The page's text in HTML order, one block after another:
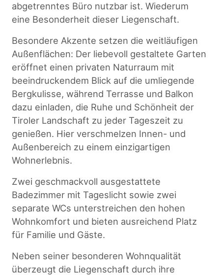
abgetrenntes Büro nutzbar ist. Wiederum
eine Besonderheit dieser Liegenschaft.
Besondere Akzente setzen die weitläufigen
Außenflächen: Der liebevoll gestaltete Garten
eröffnet einen privaten Naturraum mit
beeindruckendem Blick auf die umliegende
Bergkulisse, während Terrasse und Balkon
dazu einladen, die Ruhe und Schönheit der
Tiroler Landschaft zu jeder Tageszeit zu
genießen. Hier verschmelzen Innen- und
Außenbereich zu einem einzigartigen
Wohnerlebnis.
Zwei geschmackvoll ausgestattete
Badezimmer mit Tageslicht sowie zwei
separate WCs unterstreichen den hohen
Wohnkomfort und bieten ausreichend Platz
für Familie und Gäste.
Neben seiner besonderen Wohnqualität
überzeugt die Liegenschaft durch ihre